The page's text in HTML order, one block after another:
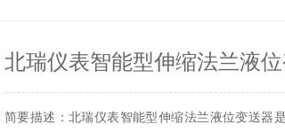
北瑞仪表智能型伸缩法兰液
简要描述：北瑞仪表智能型伸缩法兰液位变送器